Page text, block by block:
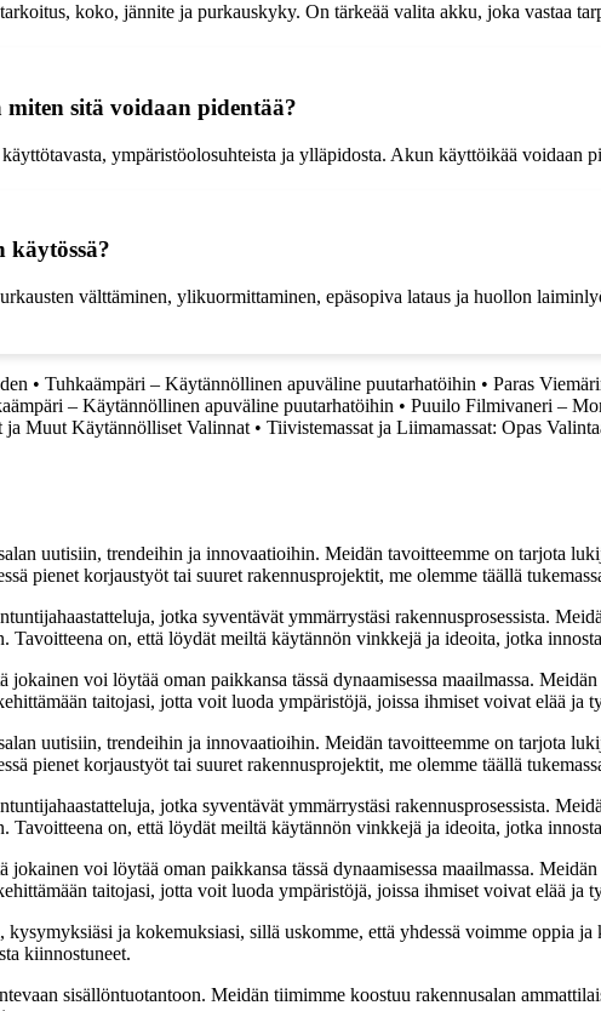
koko, jännite ja purkauskyky. On tärkeää valita akku, joka vastaa
sitä voidaan pidentää?
ympäristöolosuhteista ja ylläpidosta. Akun käyttöikää voidaan
välttäminen, ylikuormittaminen, epäsopiva lataus ja huollon
• Tuhkaämpäri – Käytännöllinen apuväline puutarhatöihin • Paras
– Käytännöllinen apuväline puutarhatöihin • Puuilo Filmivaneri –
Muut Käytännölliset Valinnat • Tiivistemassat ja Liimamassat: Opas
uutisiin, trendeihin ja innovaatioihin. Meidän tavoitteemme on tarjota
pienet korjaustyöt tai suuret rakennusprojektit, me olemme täällä
jotka syventävät ymmärrystäsi rakennusprosessista.
on, että löydät meiltä käytännön vinkkejä ja ideoita, jotka
voi löytää oman paikkansa tässä dynaamisessa maailmassa.
taitojasi, jotta voit luoda ympäristöjä, joissa ihmiset voivat elää ja
uutisiin, trendeihin ja innovaatioihin. Meidän tavoitteemme on tarjota
pienet korjaustyöt tai suuret rakennusprojektit, me olemme täällä
jotka syventävät ymmärrystäsi rakennusprosessista.
on, että löydät meiltä käytännön vinkkejä ja ideoita, jotka
voi löytää oman paikkansa tässä dynaamisessa maailmassa.
taitojasi, jotta voit luoda ympäristöjä, joissa ihmiset voivat elää ja
ja kokemuksiasi, sillä uskomme, että yhdessä voimme oppia
kiinnostuneet.
sisällöntuotantoon. Meidän tiimimme koostuu rakennusalan